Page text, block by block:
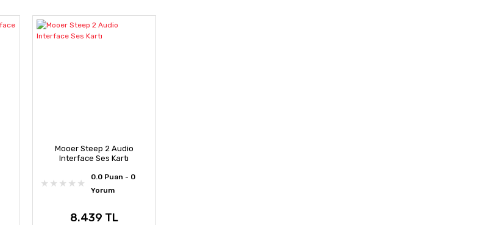
Mooer Steep 2 Audio
Interface Ses Kartı
0.0 Puan - 0
Yorum
8.439 TL